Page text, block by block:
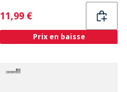
Current
11,99 €
Prix en baisse